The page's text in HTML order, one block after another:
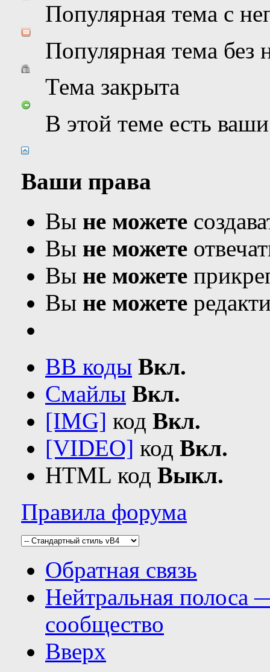
Популярная тема с
Популярная тема
Тема закрыта
В этой теме есть
Ваши права
Вы не можете
Вы не можете
Вы не можете
Вы не можете
BB коды Вкл.
Смайлы Вкл.
[IMG] код Вкл.
[VIDEO] код Вкл.
HTML код Выкл.
Правила форума
Обратная связь
Нейтральная полоса
сообщество
Вверх